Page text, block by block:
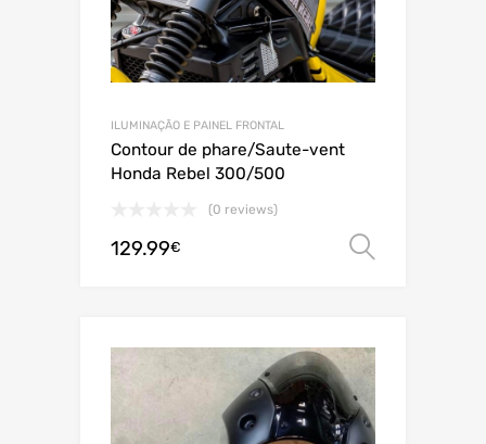
ILUMINAÇÃO E PAINEL FRONTAL
Contour de phare/Saute-vent
Honda Rebel 300/500
(0 reviews)
129.99€